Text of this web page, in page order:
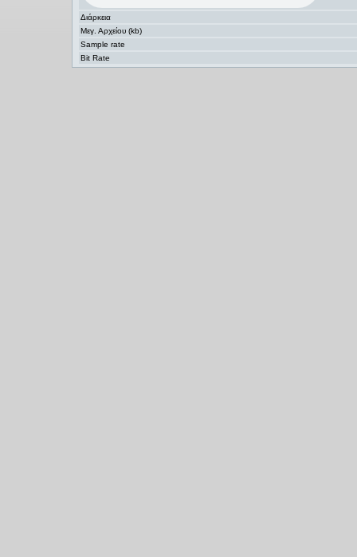
Διάρκεια
Μεγ. Αρχείου (kb)
Sample rate
Bit Rate